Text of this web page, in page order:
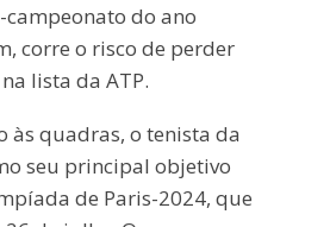
campeonato do ano
corre o risco de perder
lista da ATP.
às quadras, o tenista da
seu principal objetivo
de Paris-2024, que